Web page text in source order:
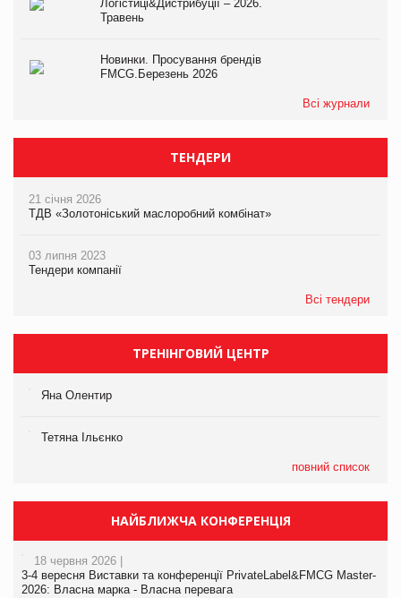
Логістиці&Дистрибуції – 2026.
Травень
Новинки. Просування брендів
FMCG.Березень 2026
Всі журнали
ТЕНДЕРИ
21 січня 2026
ТДВ «Золотоніський маслоробний комбінат»
03 липня 2023
Тендери компанії
Всі тендери
ТРЕНІНГОВИЙ ЦЕНТР
Яна Олентир
Тетяна Ільєнко
повний список
НАЙБЛИЖЧА КОНФЕРЕНЦІЯ
18 червня 2026 |
3-4 вересня Виставки та конференції PrivateLabel&FMCG Master-
2026: Власна марка - Власна перевага